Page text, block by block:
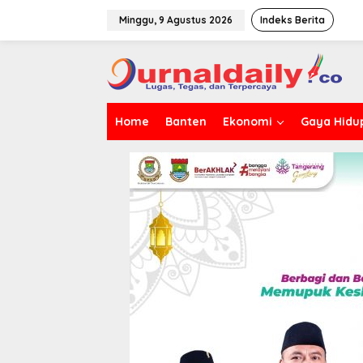
Minggu, 9 Agustus 2026 Indeks Berita
Home Banten Ekonomi Gaya